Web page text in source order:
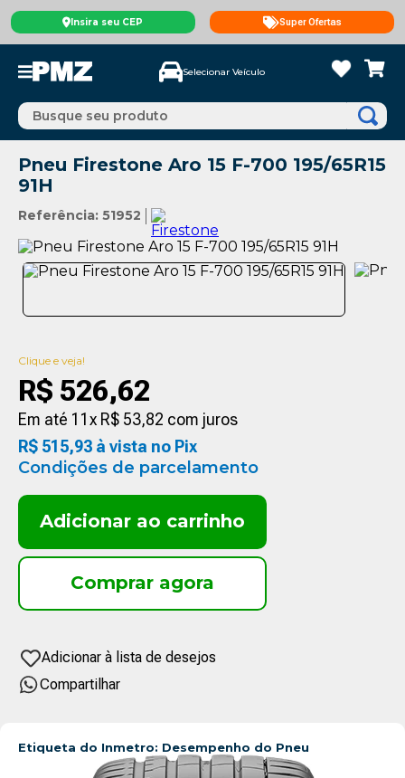
Insira seu CEP Super Ofertas
Selecionar Veículo
Busque seu produto
Pneu Firestone Aro 15 F-700 195/65R15
91H
Referência: 51952
Clique e veja!
R$ 526,62
Em até 11 x R$ 53,82 com juros
R$ 515,93 à vista no Pix
Condições de parcelamento
Adicionar ao carrinho
Compartilhar
Etiqueta do Inmetro: Desempenho do Pneu